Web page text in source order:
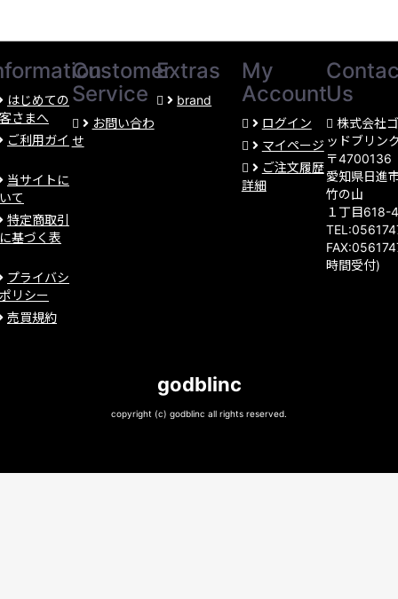
はじめての
さまへ
ご利用ガイ
当サイトに
て
特定商取引
基づく表
プライバシ
リシー
売買規約
Customer
Service
お問い合わ
せ
Extras
brand
My
Account
ログイン
マイページ
ご注文履歴
詳細
Us
株式会社
ッドブリン
〒4700136
愛知県日進
竹の山
１丁目618-
時間受付)
godblinc
copyright (c) godblinc all rights reserved.